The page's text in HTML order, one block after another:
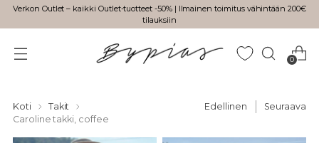
Verkon Outlet – kaikki Outlet-tuotteet -50% | Ilmainen toimitus vähintään 200€
tilauksiin
0
Koti
Takit
Caroline takki, coffee
Edellinen Seuraava